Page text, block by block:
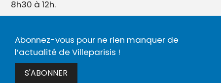
8h30 à 12h.
Abonnez-vous pour ne rien manquer de
l’actualité de Villeparisis !
S'ABONNER